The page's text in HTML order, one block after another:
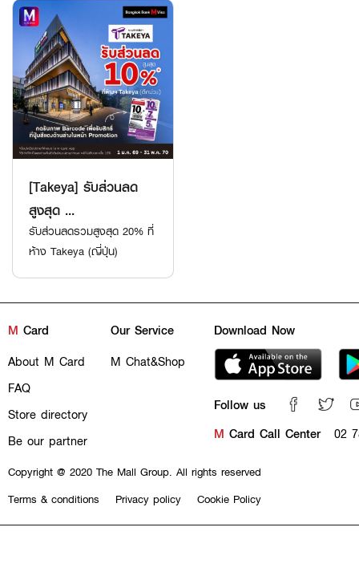
[Takeya] รับส่วนลด
สูงสุด ...
รับส่วนลดรวมสูงสุด 20% ที่
ห้าง Takeya (ญี่ปุ่น)
M Card
About M Card
FAQ
Store directory
Be our partner
Our Service
M Chat&Shop
Download Now
Follow us
M Card Call Center 02
Copyright @ 2020 The Mall Group. All rights reserved
Terms & conditions
Privacy policy Cookie Policy